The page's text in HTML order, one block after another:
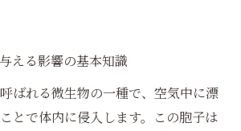
える影響の基本知識
ばれる微生物の一種で、空気中に漂
とで体内に侵入します。この胞子は